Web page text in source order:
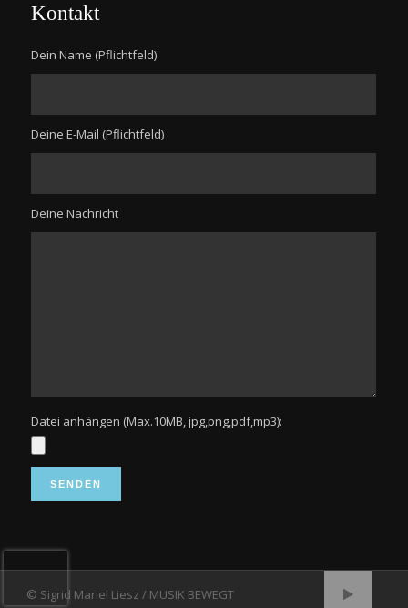
Kontakt
Dein Name (Pflichtfeld)
Deine E-Mail (Pflichtfeld)
Deine Nachricht
Datei anhängen (Max.10MB, jpg,png,pdf,mp3):
© Sigrid Mariel Liesz / MUSIK BEWEGT